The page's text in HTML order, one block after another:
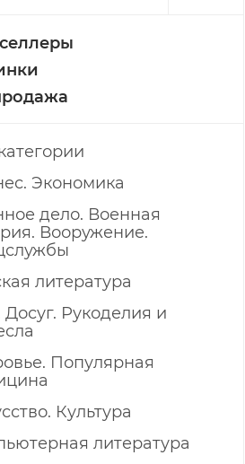
Экономика
дело. Военная
Вооружение.
литература
Рукоделия и
Популярная
Культура
литература